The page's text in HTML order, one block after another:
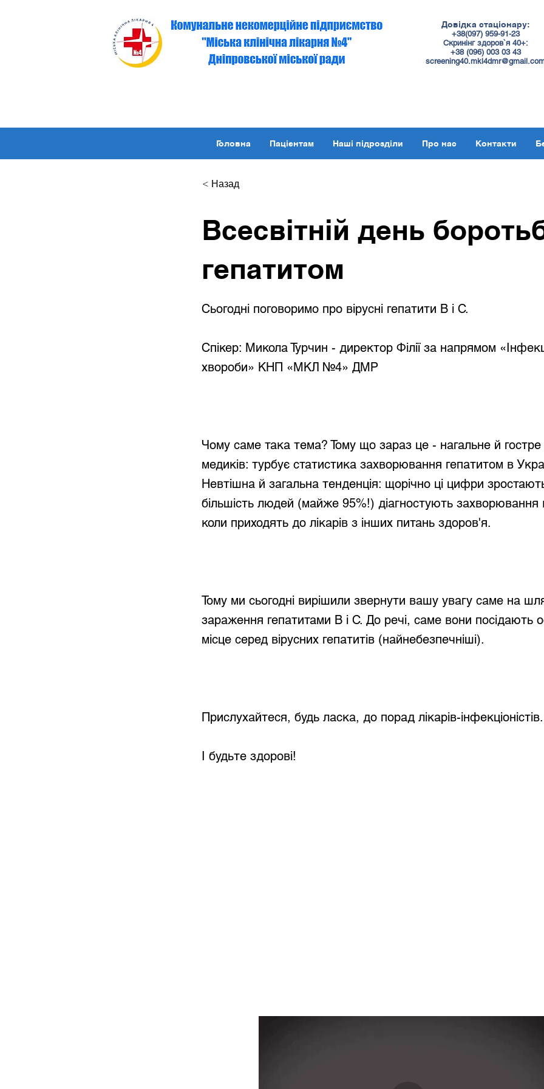
Довідка стаціонару:
+38(097) 959-91-23
Скринінг здоров`я 40+:
+38 (096) 003 03 43
Головна Пацієнтам Наші підрозділи Про нас Контакти
< Назад
Всесвітній день
гепатитом
Сьогодні поговоримо про вірусні гепатити В і С.
Спікер: Микола Турчин - директор Філії за напрямом
хвороби» КНП «МКЛ №4» ДМР
Чому саме така тема? Тому що зараз це - нагальне й
медиків: турбує статистика захворювання гепатитом в
Невтішна й загальна тенденція: щорічно ці цифри
більшість людей (майже 95%!) діагностують захворювання
коли приходять до лікарів з інших питань здоров'я.
Тому ми сьогодні вирішили звернути вашу увагу саме на
зараження гепатитами В і С. До речі, саме вони посідають
місце серед вірусних гепатитів (найнебезпечніші).
Прислухайтеся, будь ласка, до порад лікарів-інфекціоністів.
І будьте здорові!